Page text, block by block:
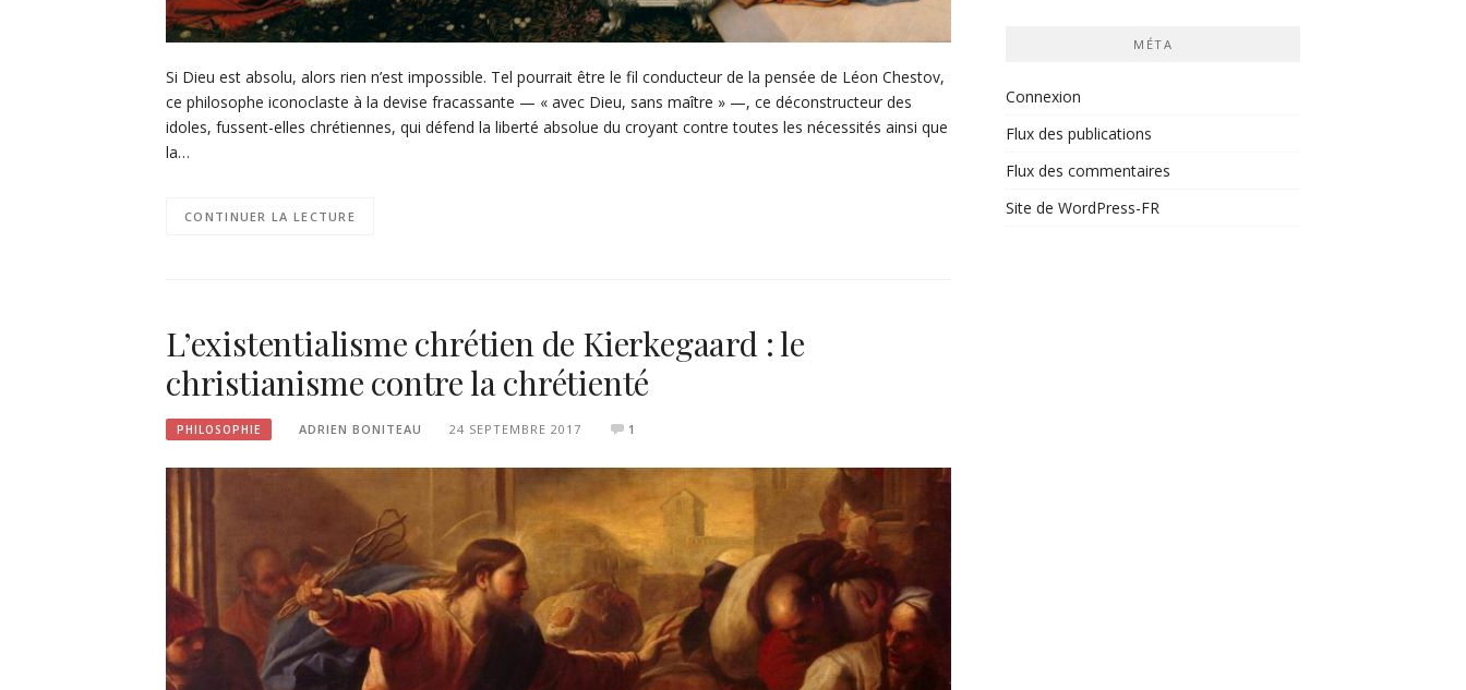
Si Dieu est absolu, alors rien n’est impossible. Tel pourrait être le fil conducteur de la pensée de Léon Chestov,
ce philosophe iconoclaste à la devise fracassante — « avec Dieu, sans maître » —, ce déconstructeur des
idoles, fussent-elles chrétiennes, qui défend la liberté absolue du croyant contre toutes les nécessités ainsi que
la…
CONTINUER LA LECTURE
L’existentialisme chrétien de Kierkegaard : le
christianisme contre la chrétienté
PHILOSOPHIE ADRIEN BONITEAU 24 SEPTEMBRE 2017 1
MÉTA
Connexion
Flux des publications
Flux des commentaires
Site de WordPress-FR